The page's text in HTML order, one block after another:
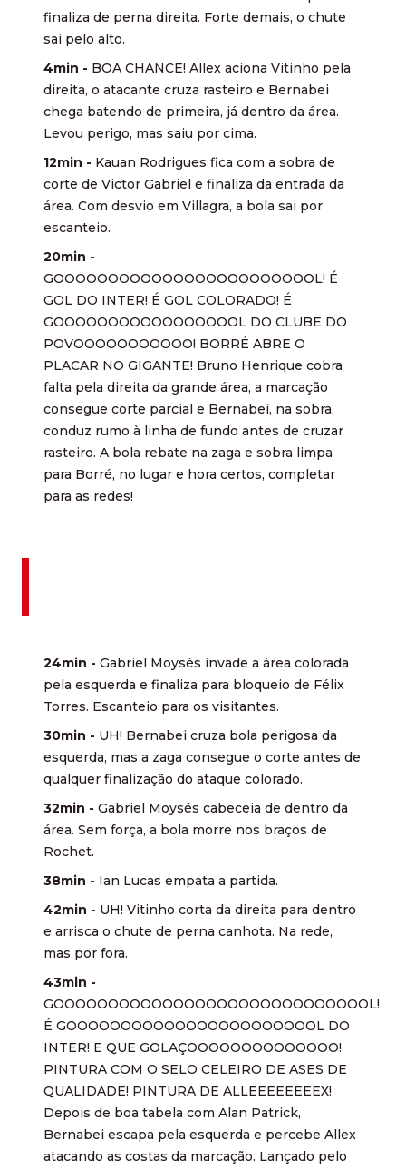
finaliza de perna direita. Forte demais, o chute
sai pelo alto.
4min - BOA CHANCE! Allex aciona Vitinho pela
direita, o atacante cruza rasteiro e Bernabei
chega batendo de primeira, já dentro da área.
Levou perigo, mas saiu por cima.
12min - Kauan Rodrigues fica com a sobra de
corte de Victor Gabriel e finaliza da entrada da
área. Com desvio em Villagra, a bola sai por
escanteio.
20min -
GOOOOOOOOOOOOOOOOOOOOOOOOL! É
GOL DO INTER! É GOL COLORADO! É
GOOOOOOOOOOOOOOOOOL DO CLUBE DO
POVOOOOOOOOOOO! BORRÉ ABRE O
PLACAR NO GIGANTE! Bruno Henrique cobra
falta pela direita da grande área, a marcação
consegue corte parcial e Bernabei, na sobra,
conduz rumo à linha de fundo antes de cruzar
rasteiro. A bola rebate na zaga e sobra limpa
para Borré, no lugar e hora certos, completar
para as redes!
24min - Gabriel Moysés invade a área colorada
pela esquerda e finaliza para bloqueio de Félix
Torres. Escanteio para os visitantes.
30min - UH! Bernabei cruza bola perigosa da
esquerda, mas a zaga consegue o corte antes de
qualquer finalização do ataque colorado.
32min - Gabriel Moysés cabeceia de dentro da
área. Sem força, a bola morre nos braços de
Rochet.
38min - Ian Lucas empata a partida.
42min - UH! Vitinho corta da direita para dentro
e arrisca o chute de perna canhota. Na rede,
mas por fora.
43min -
GOOOOOOOOOOOOOOOOOOOOOOOOOOOOOL!
É GOOOOOOOOOOOOOOOOOOOOOOOL DO
INTER! E QUE GOLAÇOOOOOOOOOOOOOO!
PINTURA COM O SELO CELEIRO DE ASES DE
QUALIDADE! PINTURA DE ALLEEEEEEEEX!
Depois de boa tabela com Alan Patrick,
Bernabei escapa pela esquerda e percebe Allex
atacando as costas da marcação. Lançado pelo